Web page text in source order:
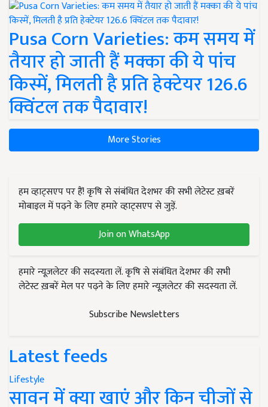
Pusa Corn Varieties: कम समय में
तैयार हो जाती हैं मक्का की ये पांच
किस्में, मिलती है प्रति हेक्टेयर 126.6
क्विंटल तक पैदावार!
More Stories
हम व्हाट्सएप पर हैं! कृषि से संबंधित देशभर की सभी लेटेस्ट ख़बरें
मोबाइल में पढ़ने के लिए हमारे व्हाट्सएप से जुड़ें.
Join on WhatsApp
हमारे न्यूज़लेटर की सदस्यता लें. कृषि से संबंधित देशभर की सभी
लेटेस्ट ख़बरें मेल पर पढ़ने के लिए हमारे न्यूज़लेटर की सदस्यता लें.
Subscribe Newsletters
Latest feeds
Lifestyle
सावन में क्या खाएं और किन चीजों से